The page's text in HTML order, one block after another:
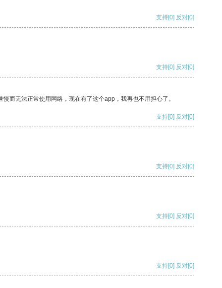
支持[0] 反对[0]
支持[0] 反对[0]
而无法正常使用网络，现在有了这个app，我再也不用担心了。
支持[0] 反对[0]
支持[0] 反对[0]
支持[0] 反对[0]
支持[0] 反对[0]